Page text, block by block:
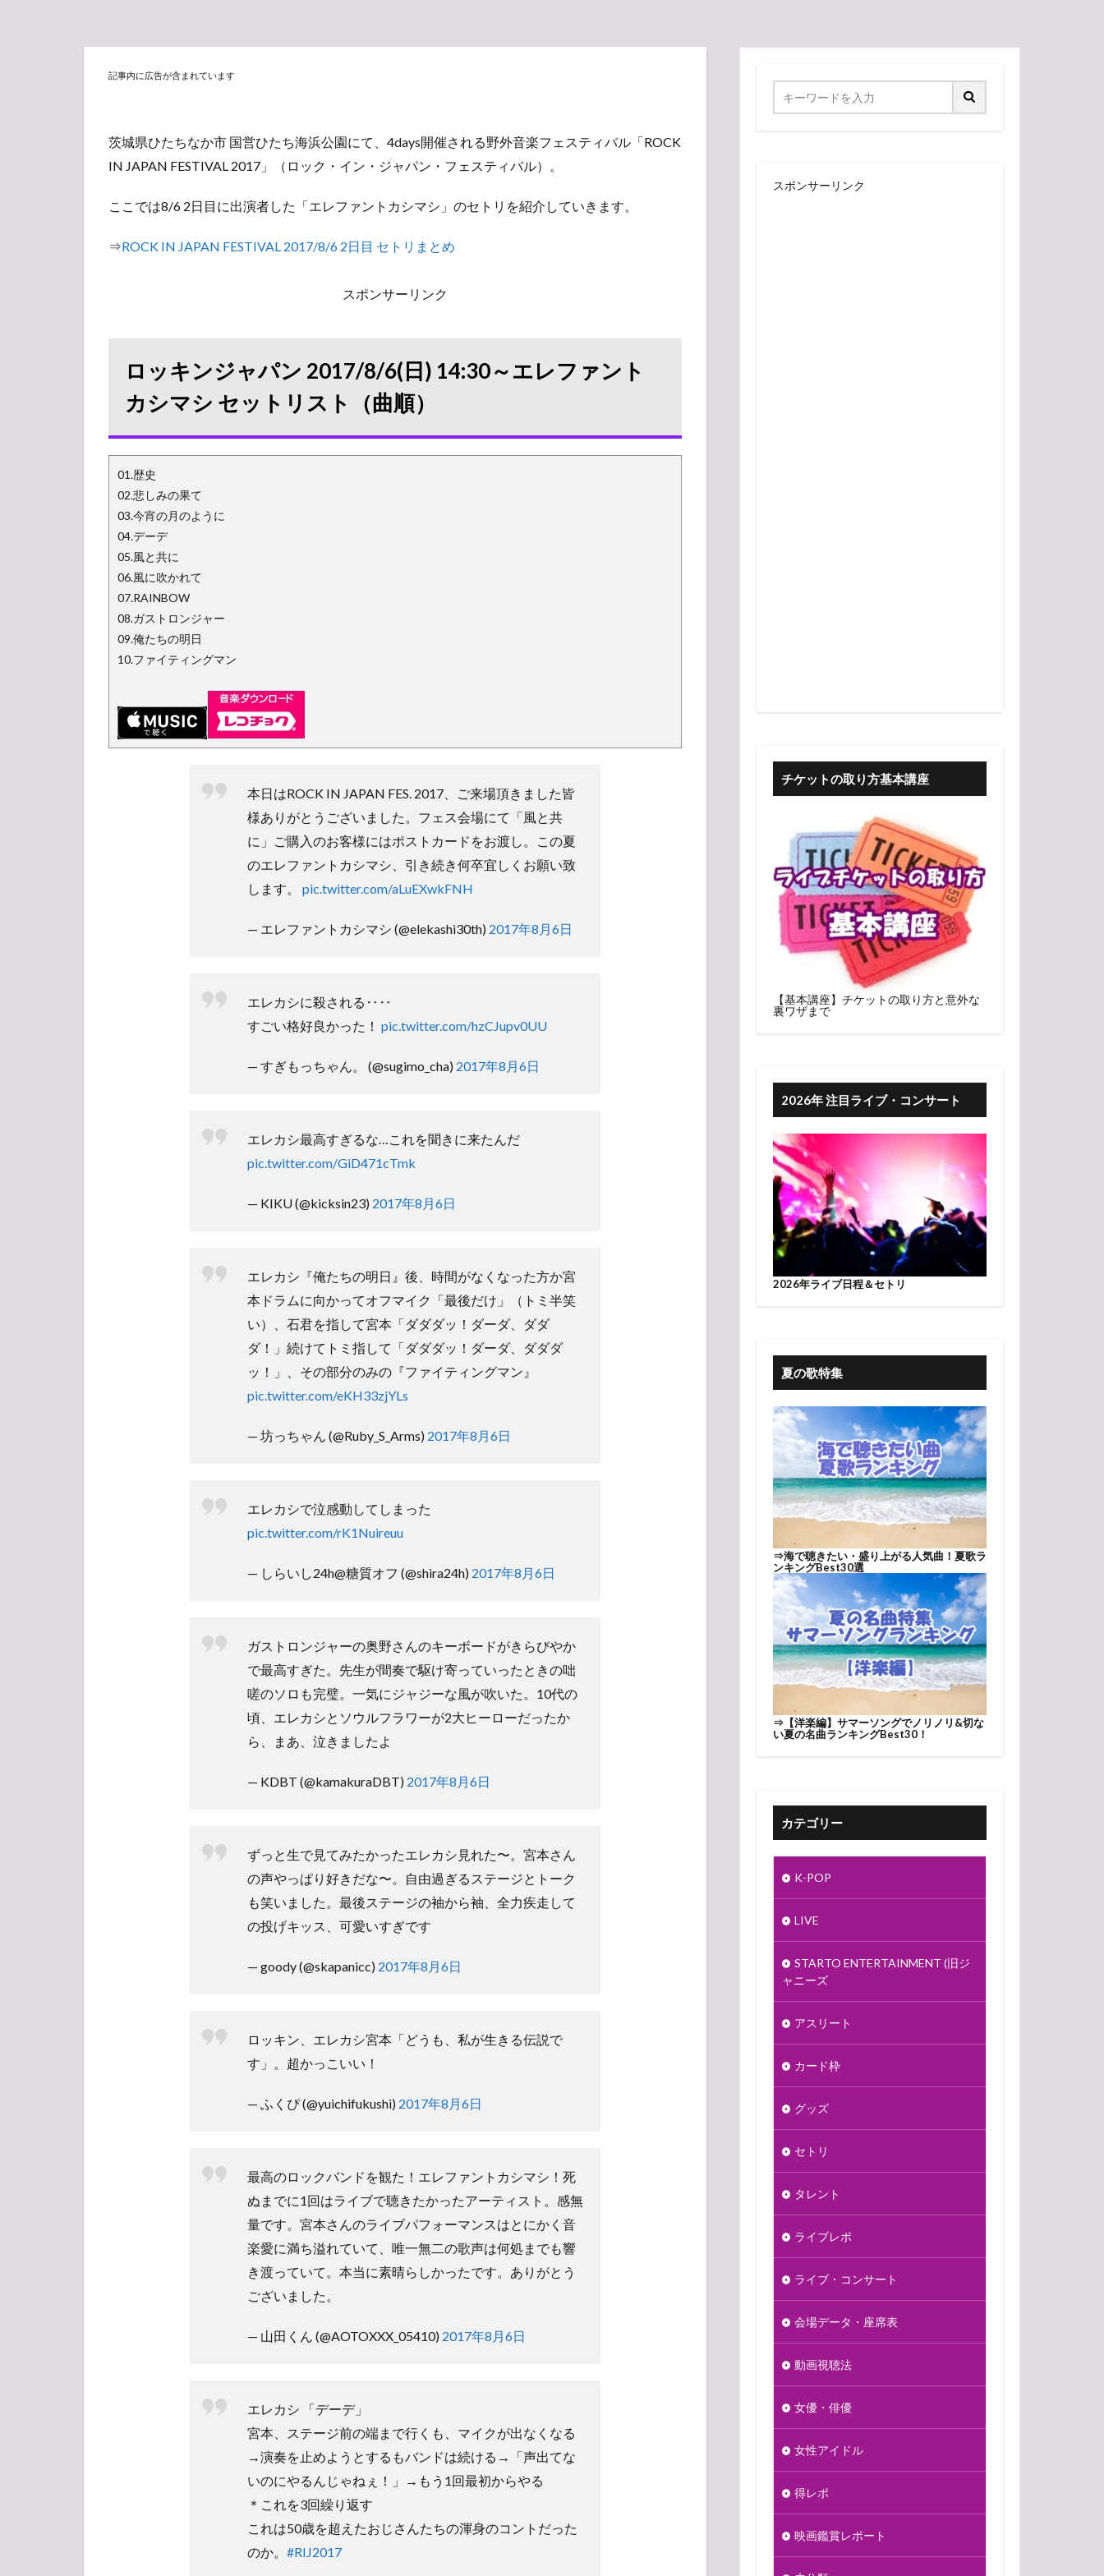
記事内に広告が含まれています
茨城県ひたちなか市 国営ひたち海浜公園にて、4days開催される野外音楽フェスティバル「ROCK
IN JAPAN FESTIVAL 2017」（ロック・イン・ジャパン・フェスティバル）。
ここでは8/6 2日目に出演者した「エレファントカシマシ」のセトリを紹介していきます。
⇒ROCK IN JAPAN FESTIVAL 2017/8/6 2日目 セトリまとめ
スポンサーリンク
ロッキンジャパン 2017/8/6(日) 14:30～エレファント
カシマシ セットリスト（曲順）
01.歴史
02.悲しみの果て
03.今宵の月のように
04.デーデ
05.風と共に
06.風に吹かれて
07.RAINBOW
08.ガストロンジャー
09.俺たちの明日
10.ファイティングマン
本日はROCK IN JAPAN FES. 2017、ご来場頂きました皆
様ありがとうございました。フェス会場にて「風と共
に」ご購入のお客様にはポストカードをお渡し。この夏
のエレファントカシマシ、引き続き何卒宜しくお願い致
します。 pic.twitter.com/aLuEXwkFNH
— エレファントカシマシ (@elekashi30th) 2017年8月6日
エレカシに殺される‥‥
すごい格好良かった！ pic.twitter.com/hzCJupv0UU
— すぎもっちゃん。 (@sugimo_cha) 2017年8月6日
エレカシ最高すぎるな…これを聞きに来たんだ
pic.twitter.com/GiD471cTmk
— KIKU (@kicksin23) 2017年8月6日
エレカシ『俺たちの明日』後、時間がなくなった方か宮
本ドラムに向かってオフマイク「最後だけ」（トミ半笑
い）、石君を指して宮本「ダダダッ！ダーダ、ダダ
ダ！」続けてトミ指して「ダダダッ！ダーダ、ダダダ
ッ！」、その部分のみの『ファイティングマン』
pic.twitter.com/eKH33zjYLs
— 坊っちゃん (@Ruby_S_Arms) 2017年8月6日
エレカシで泣感動してしまった
pic.twitter.com/rK1Nuireuu
— しらいし24h@糖質オフ (@shira24h) 2017年8月6日
ガストロンジャーの奥野さんのキーボードがきらびやか
で最高すぎた。先生が間奏で駆け寄っていったときの咄
嗟のソロも完璧。一気にジャジーな風が吹いた。10代の
頃、エレカシとソウルフラワーが2大ヒーローだったか
ら、まあ、泣きましたよ
— KDBT (@kamakuraDBT) 2017年8月6日
ずっと生で見てみたかったエレカシ見れた〜。宮本さん
の声やっぱり好きだな〜。自由過ぎるステージとトーク
も笑いました。最後ステージの袖から袖、全力疾走して
の投げキッス、可愛いすぎです
— goody (@skapanicc) 2017年8月6日
ロッキン、エレカシ宮本「どうも、私が生きる伝説で
す」。超かっこいい！
— ふくぴ (@yuichifukushi) 2017年8月6日
最高のロックバンドを観た！エレファントカシマシ！死
ぬまでに1回はライブで聴きたかったアーティスト。感無
量です。宮本さんのライブパフォーマンスはとにかく音
楽愛に満ち溢れていて、唯一無二の歌声は何処までも響
き渡っていて。本当に素晴らしかったです。ありがとう
ございました。
— 山田くん (@AOTOXXX_05410) 2017年8月6日
エレカシ 「デーデ」
宮本、ステージ前の端まで行くも、マイクが出なくなる
→演奏を止めようとするもバンドは続ける→「声出てな
いのにやるんじゃねぇ！」→もう1回最初からやる
＊これを3回繰り返す
これは50歳を超えたおじさんたちの渾身のコントだった
のか。 #RIJ2017
スポンサーリンク
チケットの取り方基本講座
【基本講座】チケットの取り方と意外な
裏ワザまで
2026年 注目ライブ・コンサート
2026年ライブ日程＆セトリ
夏の歌特集
⇒海で聴きたい・盛り上がる人気曲！夏歌ラ
ンキングBest30選
⇒ 【洋楽編】サマーソングでノリノリ&切な
い夏の名曲ランキングBest30！
カテゴリー
K-POP
LIVE
STARTO ENTERTAINMENT (旧ジ
ャニーズ
アスリート
カード枠
グッズ
セトリ
タレント
ライブレポ
ライブ・コンサート
会場データ・座席表
動画視聴法
女優・俳優
女性アイドル
得レポ
映画鑑賞レポート